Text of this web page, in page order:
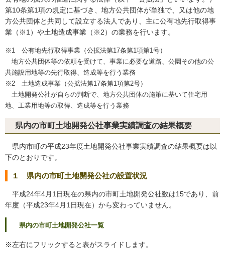
第10条第1項の規定に基づき、地方公共団体が単独で、又は他の地
方公共団体と共同して設立する法人であり、主に公有地先行取得事
業（※1）や土地造成事業（※2）の業務を行います。
※1 公有地先行取得事業（公拡法第17条第1項第1号）
地方公共団体等の依頼を受けて、事業に必要な道路、公園その他の公
共施設用地等の先行取得、造成等を行う業務
※2 土地造成事業（公拡法第17条第1項第2号）
土地開発公社が自らの判断で、地方公共団体の施策に基いて住宅用
地、工業用地等の取得、造成等を行う業務
県内の市町土地開発公社事業実績調査の結果概要
県内市町の平成23年度土地開発公社事業実績調査の結果概要は以
下のとおりです。
１ 県内の市町土地開発公社の設置状況
平成24年4月1日現在の県内の市町土地開発公社数は15であり、前
年度（平成23年4月1日現在）から変わっていません。
県内の市町土地開発公社一覧
※左右にフリックすると表がスライドします。